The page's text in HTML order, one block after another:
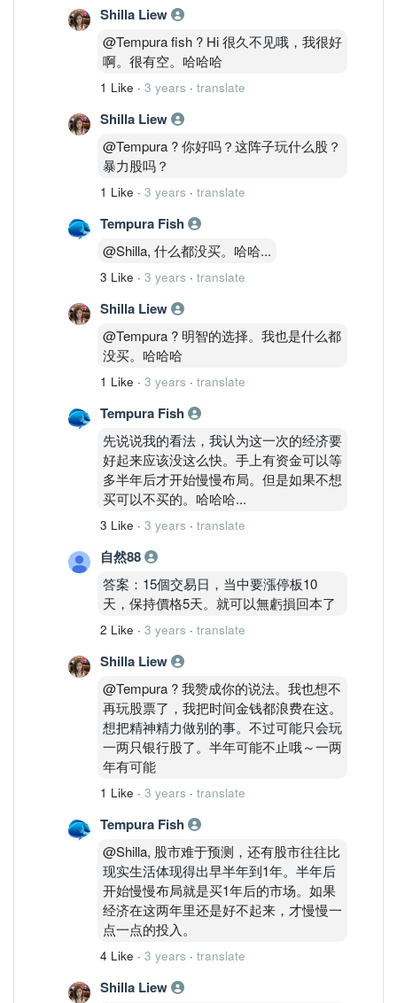
Shilla Liew
@Tempura fish ? Hi 很久不见哦，我很好
啊。很有空。哈哈哈
1 Like · 3 years · translate
Shilla Liew
@Tempura ? 你好吗？这阵子玩什么股？
暴力股吗？
1 Like · 3 years · translate
Tempura Fish
@Shilla, 什么都没买。哈哈...
3 Like · 3 years · translate
Shilla Liew
@Tempura ? 明智的选择。我也是什么都
没买。哈哈哈
1 Like · 3 years · translate
Tempura Fish
先说说我的看法，我认为这一次的经济要
好起来应该没这么快。手上有资金可以等
多半年后才开始慢慢布局。但是如果不想
买可以不买的。哈哈哈...
3 Like · 3 years · translate
自然88
答案：15個交易日，当中要漲停板10
天，保持價格5天。就可以無虧損回本了
2 Like · 3 years · translate
Shilla Liew
@Tempura ? 我赞成你的说法。我也想不
再玩股票了，我把时间金钱都浪费在这。
想把精神精力做别的事。不过可能只会玩
一两只银行股了。半年可能不止哦～一两
年有可能
1 Like · 3 years · translate
Tempura Fish
@Shilla, 股市难于预测，还有股市往往比
现实生活体现得出早半年到1年。半年后
开始慢慢布局就是买1年后的市场。如果
经济在这两年里还是好不起来，才慢慢一
点一点的投入。
4 Like · 3 years · translate
Shilla Liew